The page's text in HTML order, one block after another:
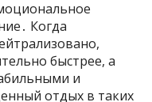
Когда
быстрее, а
и
отдых в таких